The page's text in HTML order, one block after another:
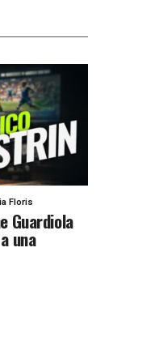
Floris
Guardiola
una